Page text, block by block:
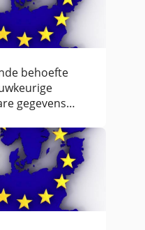
behoefte
gegevens
in heel